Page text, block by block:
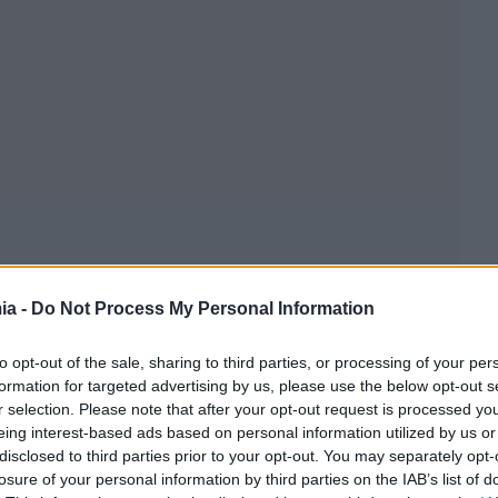
- Do Not Process My Personal Information
opt-out of the sale, sharing to third parties, or processing of your
for targeted advertising by us, please use the below opt-out
selection. Please note that after your opt-out request is processed
interest-based ads based on personal information utilized by us
to third parties prior to your opt-out. You may separately
of your personal information by third parties on the IAB’s list of
να υπάρχουν σχεδόν 8.000 κωδικοί
σούπερ μάρκετ που έχουν ετήσιο τζίρο άνω των 90